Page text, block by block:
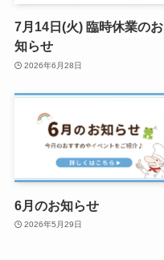
7月14日(火) 臨時休業のお
知らせ
2026年6月28日
6月のお知らせ
2026年5月29日